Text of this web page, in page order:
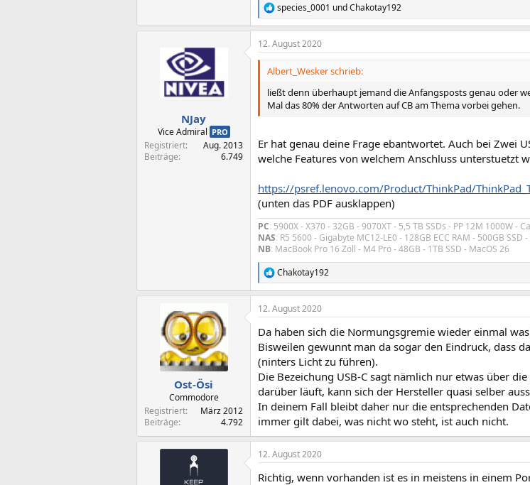
R
e
a
k
t
n
species_0001 undChakotay192
NJay
Vice Admiral PRO
Registriert
Aug. 2013
Beiträge
6.749
12. August 2020
Albert_Wesker schrieb:
ließt denn überhaupt jemand die Anfangsposts genau oder
Mal das 80% der Antworten auf CB am Thema vorbei gehen.
Er hat genau deine Frage ebantwortet. Auch bei Zwei
welche Features von welchem Anschluss unterstuetzt
https://psref.lenovo.com/Product/ThinkPad/
(unten das PDF ausklappen)
PC: 5900X - X370 - 32GB - 9070XT - 5,5 TB SSDs - PP 12M 1000W -
NAS: R5 5600 - Gigabyte MC12-LE0 - 128GB ECC RAM - 500GB
NB: MacBook Pro 16 Zoll - M4 Pro - 48GB - 1TB SSD - MacOS 26
R
e
a
k
i
o
e
n
:
Chakotay192
Ost-Ösi
Commodore
Registriert
März 2012
Beiträge
4.792
12. August 2020
Da haben sich die Normungsgremie wieder einmal
Bisweilen gewunnt man da sogar den Eindruck, dass
(ninters Licht zu führen).
Die Bezeichung USB-C sagt nämlich nur etwas über
darüber läuft, kann sich der Hersteller quasi selber
In deinem Fall bleibt daher nur die entsprechenden
immer gilt dabei, was nicht wo steht, ist auch nicht.
12. August 2020
Richtig, wenn vorhanden ist es in meistens in einem